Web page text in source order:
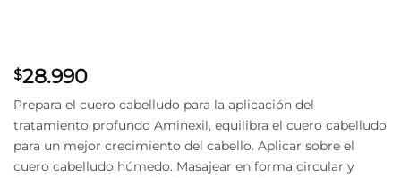
$28.990
Prepara el cuero cabelludo para la aplicación del
tratamiento profundo Aminexil, equilibra el cuero cabelludo
para un mejor crecimiento del cabello. Aplicar sobre el
cuero cabelludo húmedo. Masajear en forma circular y